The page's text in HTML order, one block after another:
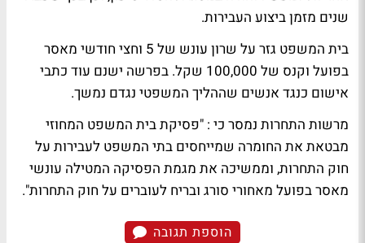
שנים מזמן ביצוע העבירות.
בית המשפט גזר על שרון עונש של 5 וחצי חודשי מאסר
בפועל וקנס של 100,000 שקל. בפרשה ישנם עוד כתבי
אישום כנגד אנשים שההליך המשפטי נגדם נמשך.
מרשות התחרות נמסר כי : "פסיקת בית המשפט המחוזי
מבטאת את החומרה שמייחסים בתי המשפט לעבירות על
חוק התחרות, וממשיכה את מגמת הפסיקה המטילה עונשי
מאסר בפועל מאחורי סורג ובריח לעוברים על חוק התחרות".
הוספת תגובה